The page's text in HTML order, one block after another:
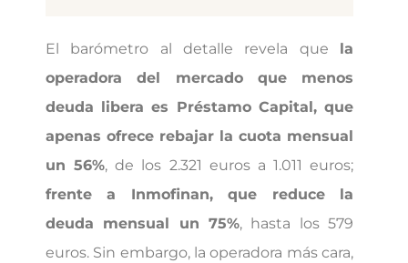
El barómetro al detalle revela que la
operadora del mercado que menos
deuda libera es Préstamo Capital, que
apenas ofrece rebajar la cuota mensual
un 56%, de los 2.321 euros a 1.011 euros;
frente a Inmofinan, que reduce la
deuda mensual un 75%, hasta los 579
euros. Sin embargo, la operadora más cara,